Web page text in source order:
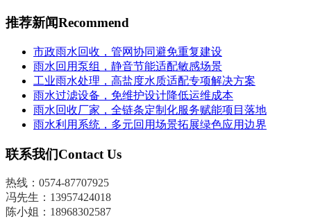
推荐新闻Recommend
市政雨水回收，管网协同避免重复建设
雨水回用泵组，静音节能适配敏感场景
工业雨水处理，高盐度水质适配专项解决方案
雨水过滤设备，免维护设计降低运维成本
雨水回收厂家，全链条定制化服务赋能项目落地
雨水利用系统，多元回用场景拓展绿色应用边界
联系我们Contact Us
热线：0574-87707925
冯先生 ： 13957424018
陈小姐：18968302587